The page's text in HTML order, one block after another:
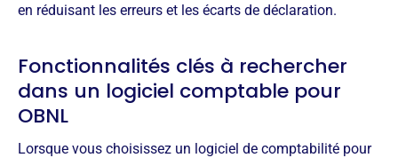
en réduisant les erreurs et les écarts de déclaration.
Fonctionnalités clés à rechercher
dans un logiciel comptable pour
OBNL
Lorsque vous choisissez un logiciel de comptabilité pour